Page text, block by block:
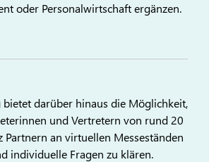
oder Personalwirtschaft ergänzen.
bietet darüber hinaus die Möglichkeit,
und Vertretern von rund 20
Partnern an virtuellen Messeständen
individuelle Fragen zu klären.